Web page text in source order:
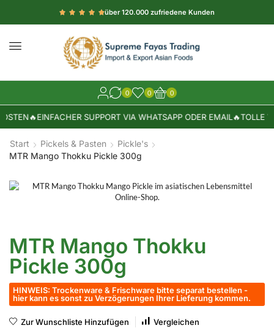
über 120.000 zufriedene Kunden
0 0 0
🔥EINFACHER SUPPORT VIA WHATSAPP ODER EMAIL🔥TOLLE
Start Pickels & Pasten
Pickle's
MTR Mango Thokku Pickle 300g
MTR Mango Thokku
Pickle 300g
HINWEIS: Trockenware & Frischware bitte separat bestellen -
hier kann es sonst zu Verzögerungen Ihrer Lieferung kommen.
Zur Wunschliste Hinzufügen
Vergleichen